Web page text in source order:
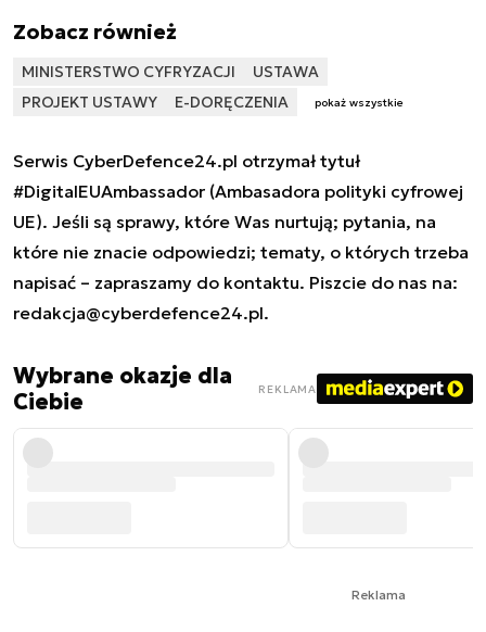
Zobacz również
MINISTERSTWO CYFRYZACJI
USTAWA
PROJEKT USTAWY
E-DORĘCZENIA pokaż wszystkie
Serwis CyberDefence24.pl otrzymał tytuł
#DigitalEUAmbassador (Ambasadora polityki cyfrowej
UE). Jeśli są sprawy, które Was nurtują; pytania, na
które nie znacie odpowiedzi; tematy, o których trzeba
napisać – zapraszamy do kontaktu. Piszcie do nas na:
redakcja@cyberdefence24.pl.
Wybrane okazje dla
Ciebie
REKLAMA
Reklama